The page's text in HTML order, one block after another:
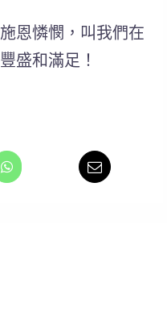
恩憐憫，叫我們在
盛和滿足！